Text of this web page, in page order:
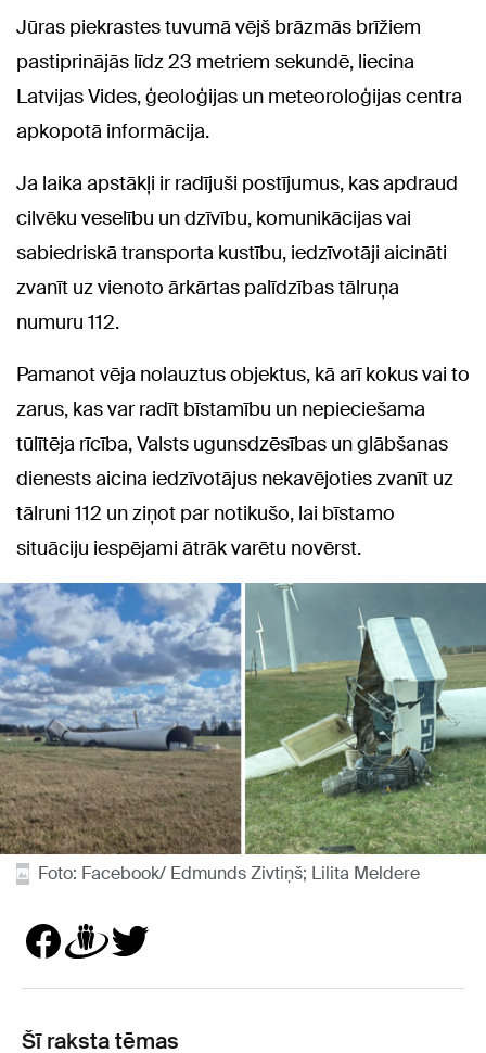
Jūras piekrastes tuvumā vējš brāzmās brīžiem
pastiprinājās līdz 23 metriem sekundē, liecina
Latvijas Vides, ģeoloģijas un meteoroloģijas centra
apkopotā informācija.
Ja laika apstākļi ir radījuši postījumus, kas apdraud
cilvēku veselību un dzīvību, komunikācijas vai
sabiedriskā transporta kustību, iedzīvotāji aicināti
zvanīt uz vienoto ārkārtas palīdzības tālruņa
numuru 112.
Pamanot vēja nolauztus objektus, kā arī kokus vai to
zarus, kas var radīt bīstamību un nepieciešama
tūlītēja rīcība, Valsts ugunsdzēsības un glābšanas
dienests aicina iedzīvotājus nekavējoties zvanīt uz
tālruni 112 un ziņot par notikušo, lai bīstamo
situāciju iespējami ātrāk varētu novērst.
Foto: Facebook/ Edmunds Zivtiņš; Lilita Meldere
Šī raksta tēmas